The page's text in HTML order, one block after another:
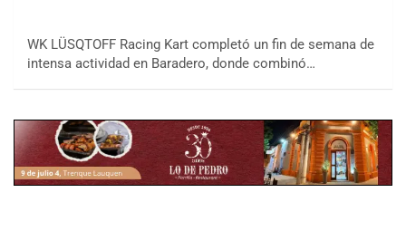
WK LÜSQTOFF Racing Kart completó un fin de semana de
intensa actividad en Baradero, donde combinó…
08/09-AGO
KDO - F6
Ciudad de Trenque Lauquen (Asfalto)
Trenque Lauquen (Buenos Aires)